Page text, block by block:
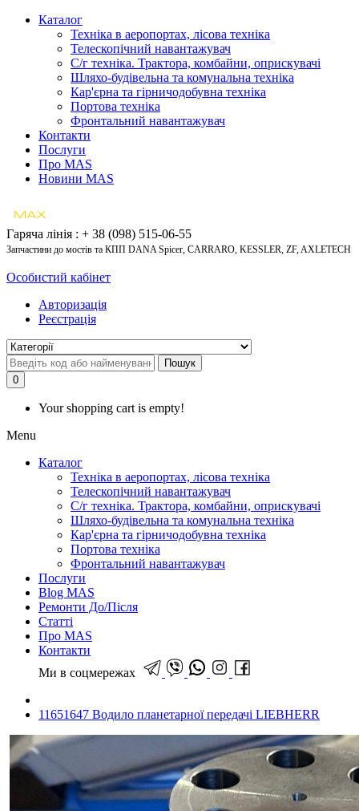
Каталог
Техніка в аеропортах, лісова техніка
Телескопічний навантажувач
С/г техніка. Трактора, комбайни, оприскувачі
Шляхо-будівельна та комунальна техніка
Кар'єрна та гірничодобувна техніка
Портова техніка
Фронтальний навантажувач
Контакти
Послуги
Про MAS
Новини MAS
Гаряча лінія : + 38 (098) 515-06-55
Запчастини до мостів та КПП DANA Spicer, CARRARO, KESSLER, ZF, AXLETECH
Особистий кабінет
Авторизація
Реєстрація
Пошук
0
Your shopping cart is empty!
Menu
Каталог
Техніка в аеропортах, лісова техніка
Телескопічний навантажувач
С/г техніка. Трактора, комбайни, оприскувачі
Шляхо-будівельна та комунальна техніка
Кар'єрна та гірничодобувна техніка
Портова техніка
Фронтальний навантажувач
Послуги
Blog MAS
Ремонти До/Після
Статті
Про MAS
Контакти
Ми в соцмережах
11651647 Водило планетарної передачі LIEBHERR